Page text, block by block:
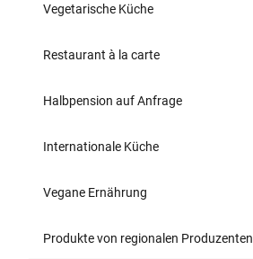
Vegetarische Küche
Restaurant à la carte
Halbpension auf Anfrage
Internationale Küche
Vegane Ernährung
Produkte von regionalen Produzenten